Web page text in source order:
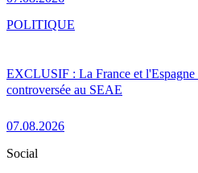
EXCLUSIF : La France et
controversée au SEAE
07.08.2026
POLITIQUE
Social